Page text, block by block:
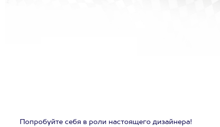
Попробуйте себя в роли настоящего дизайнера!